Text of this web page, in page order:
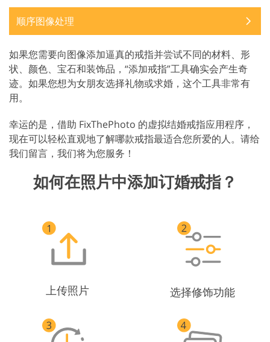
顺序图像处理
如果您需要向图像添加逼真的戒指并尝试不同的材料、形
状、颜色、宝石和装饰品，“添加戒指”工具确实会产生奇
迹。如果您想为女朋友选择礼物或求婚，这个工具非常有
用。
幸运的是，借助 FixThePhoto 的虚拟结婚戒指应用程序，
现在可以轻松直观地了解哪款戒指最适合您所爱的人。请给
我们留言，我们将为您服务！
如何在照片中添加订婚戒指？
上传照片 选择修饰功能